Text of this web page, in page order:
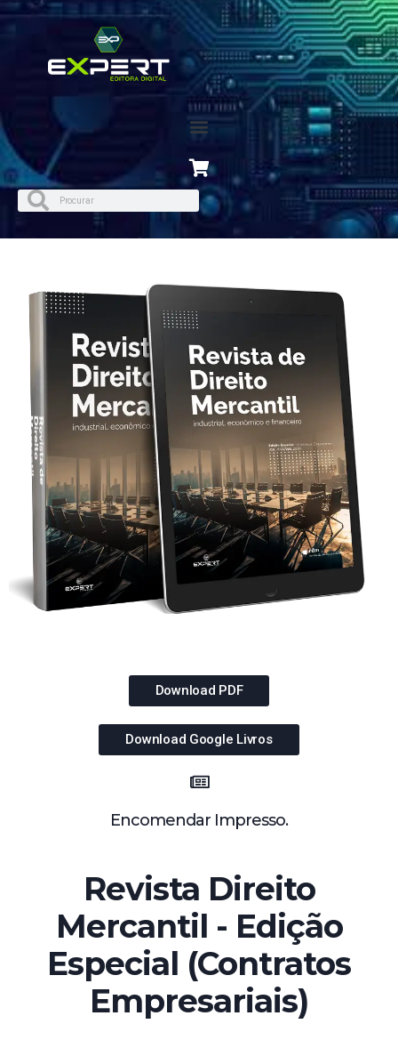
Download PDF
Download Google Livros
Encomendar Impresso.
Revista Direito
Mercantil - Edição
Especial (Contratos
Empresariais)